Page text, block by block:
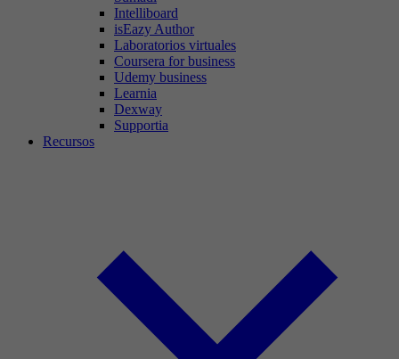
Intelliboard
isEazy Author
Laboratorios virtuales
Coursera for business
Udemy business
Learnia
Dexway
Supportia
Recursos